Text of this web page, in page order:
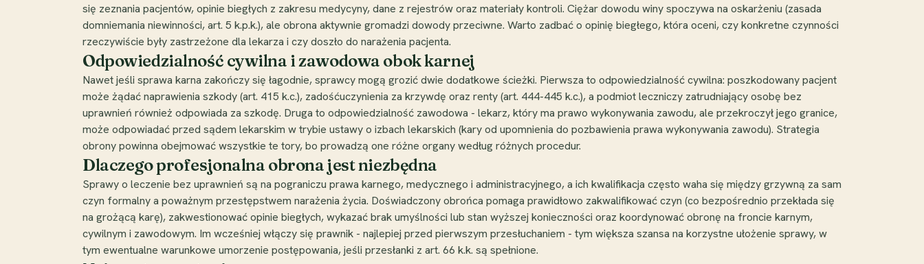
się zeznania pacjentów, opinie biegłych z zakresu medycyny, dane z rejestrów oraz materiały kontroli. Ciężar dowodu winy spoczywa na oskarżeniu (zasada
domniemania niewinności, art. 5 k.p.k.), ale obrona aktywnie gromadzi dowody przeciwne. Warto zadbać o opinię biegłego, która oceni, czy konkretne czynności
rzeczywiście były zastrzeżone dla lekarza i czy doszło do narażenia pacjenta.
Odpowiedzialność cywilna i zawodowa obok karnej
Nawet jeśli sprawa karna zakończy się łagodnie, sprawcy mogą grozić dwie dodatkowe ścieżki. Pierwsza to odpowiedzialność cywilna: poszkodowany pacjent
może żądać naprawienia szkody (art. 415 k.c.), zadośćuczynienia za krzywdę oraz renty (art. 444-445 k.c.), a podmiot leczniczy zatrudniający osobę bez
uprawnień również odpowiada za szkodę. Druga to odpowiedzialność zawodowa - lekarz, który ma prawo wykonywania zawodu, ale przekroczył jego granice,
może odpowiadać przed sądem lekarskim w trybie ustawy o izbach lekarskich (kary od upomnienia do pozbawienia prawa wykonywania zawodu). Strategia
obrony powinna obejmować wszystkie te tory, bo prowadzą one różne organy według różnych procedur.
Dlaczego profesjonalna obrona jest niezbędna
Sprawy o leczenie bez uprawnień są na pograniczu prawa karnego, medycznego i administracyjnego, a ich kwalifikacja często waha się między grzywną za sam
czyn formalny a poważnym przestępstwem narażenia życia. Doświadczony obrońca pomaga prawidłowo zakwalifikować czyn (co bezpośrednio przekłada się
na grożącą karę), zakwestionować opinie biegłych, wykazać brak umyślności lub stan wyższej konieczności oraz koordynować obronę na froncie karnym,
cywilnym i zawodowym. Im wcześniej włączy się prawnik - najlepiej przed pierwszym przesłuchaniem - tym większa szansa na korzystne ułożenie sprawy, w
tym ewentualne warunkowe umorzenie postępowania, jeśli przesłanki z art. 66 k.k. są spełnione.